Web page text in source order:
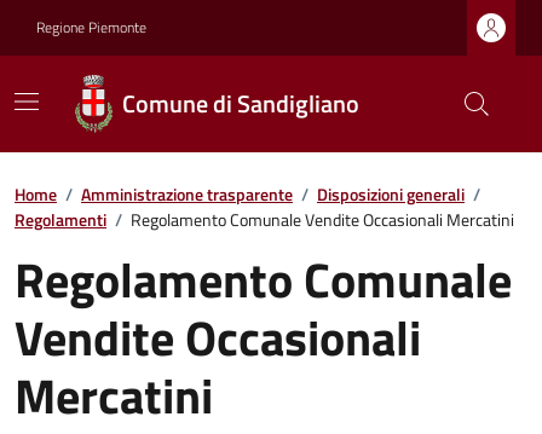
Regione Piemonte
Comune di Sandigliano
Home / Amministrazione trasparente / Disposizioni generali /
Regolamenti / Regolamento Comunale Vendite Occasionali Mercatini
Regolamento Comunale
Vendite Occasionali
Mercatini